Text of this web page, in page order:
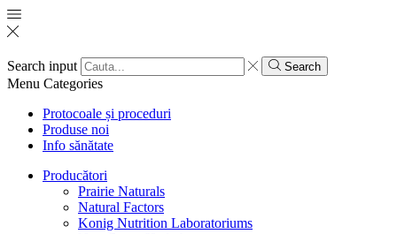
Search input Search
Menu Categories
Protocoale și proceduri
Produse noi
Info sănătate
Producători
Prairie Naturals
Natural Factors
Konig Nutrition Laboratoriums